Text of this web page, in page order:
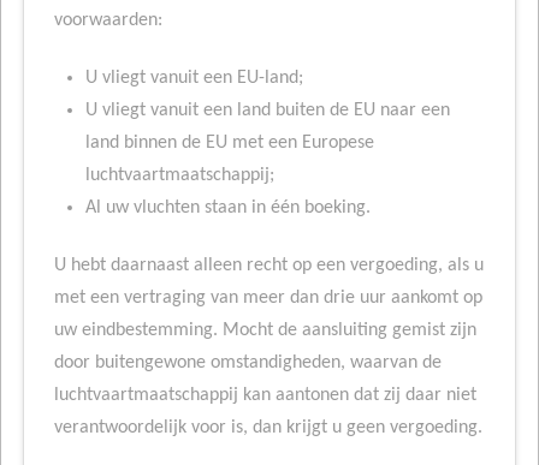
voorwaarden:
U vliegt vanuit een EU-land;
U vliegt vanuit een land buiten de EU naar een
land binnen de EU met een Europese
luchtvaartmaatschappij;
Al uw vluchten staan in één boeking.
U hebt daarnaast alleen recht op een vergoeding, als u
met een vertraging van meer dan drie uur aankomt op
uw eindbestemming. Mocht de aansluiting gemist zijn
door buitengewone omstandigheden, waarvan de
luchtvaartmaatschappij kan aantonen dat zij daar niet
verantwoordelijk voor is, dan krijgt u geen vergoeding.